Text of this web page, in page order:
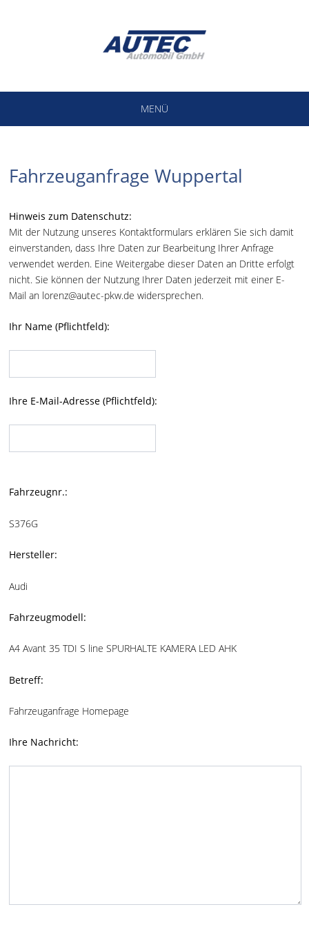
MENÜ
Fahrzeuganfrage Wuppertal
Hinweis zum Datenschutz:
Mit der Nutzung unseres Kontaktformulars erklären Sie sich damit
einverstanden, dass Ihre Daten zur Bearbeitung Ihrer Anfrage
verwendet werden. Eine Weitergabe dieser Daten an Dritte erfolgt
nicht. Sie können der Nutzung Ihrer Daten jederzeit mit einer E-
Mail an lorenz@autec-pkw.de widersprechen.
Ihr Name (Pflichtfeld):
Ihre E-Mail-Adresse (Pflichtfeld):
lasse
Feld
Fahrzeugnr.:
S376G
Hersteller:
Audi
Fahrzeugmodell:
A4 Avant 35 TDI S line SPURHALTE KAMERA LED AHK
Betreff:
Fahrzeuganfrage Homepage
Ihre Nachricht: